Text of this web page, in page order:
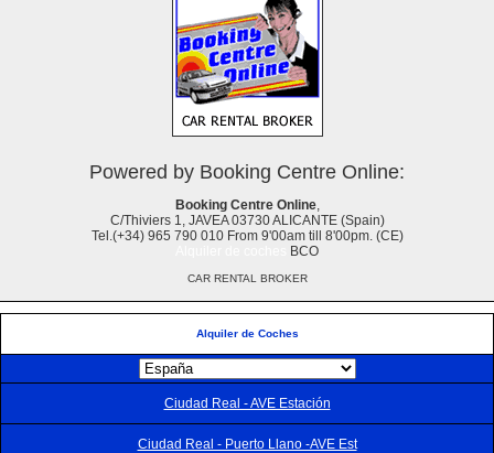
Alquiler de Coches
Ciudad Real - AVE Estación
Ciudad Real - Puerto Llano -AVE Est
Powered by Booking Centre Online:
Booking Centre Online,
C/Thiviers 1, JAVEA 03730 ALICANTE (Spain)
Tel.(+34) 965 790 010 From 9'00am till 8'00pm. (CE)
BCO
CAR RENTAL BROKER